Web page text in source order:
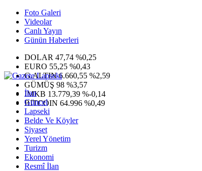
Foto Galeri
Videolar
Canlı Yayın
Günün Haberleri
DOLAR 47,74 %0,25
EURO 55,25 %0,43
G.ALTIN6.660,55 %2,59
GÜMÜŞ 98 %3,57
IMKB 13.779,39 %-0,14
BITCOIN 64.996 %0,49
İlan
Güncel
Lapseki
Belde Ve Köyler
Siyaset
Yerel Yönetim
Turizm
Ekonomi
Resmî İlan